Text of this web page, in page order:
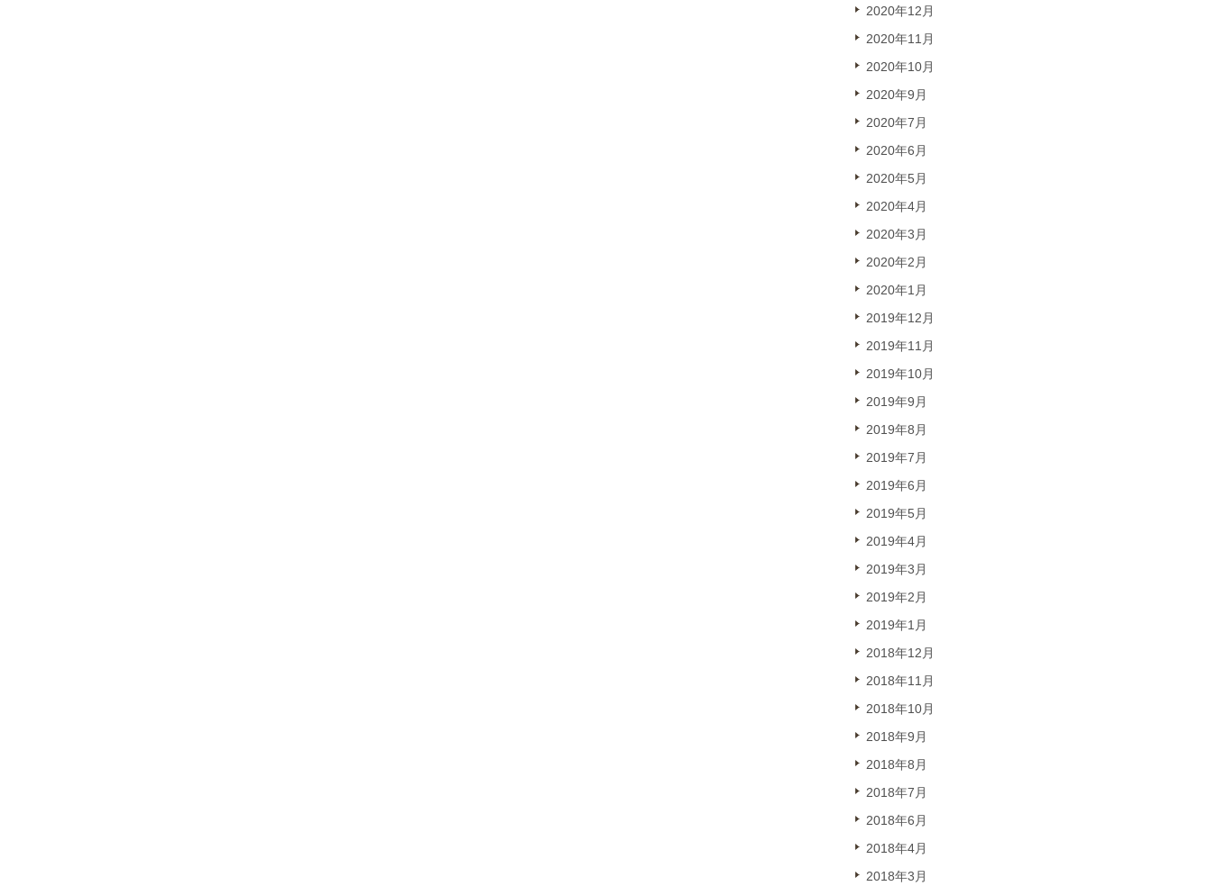
2020年12月
2020年11月
2020年10月
2020年9月
2020年7月
2020年6月
2020年5月
2020年4月
2020年3月
2020年2月
2020年1月
2019年12月
2019年11月
2019年10月
2019年9月
2019年8月
2019年7月
2019年6月
2019年5月
2019年4月
2019年3月
2019年2月
2019年1月
2018年12月
2018年11月
2018年10月
2018年9月
2018年8月
2018年7月
2018年6月
2018年4月
2018年3月